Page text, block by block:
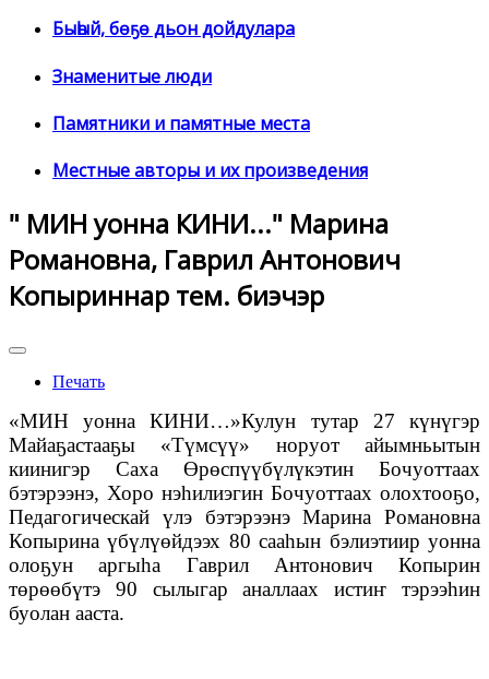
Быһый, бөҕө дьон дойдулара
Знаменитые люди
Памятники и памятные места
Местные авторы и их произведения
" МИН уонна КИНИ..." Марина
Романовна, Гаврил Антонович
Копыриннар тем. биэчэр
Печать
«МИН уонна КИНИ…»Кулун тутар 27 күнүгэр
Майаҕастааҕы «Түмсүү» норуот айымньытын
киинигэр Саха Өрөспүүбүлүкэтин Бочуоттаах
бэтэрээнэ, Хоро нэһилиэгин Бочуоттаах олохтооҕо,
Педагогическай үлэ бэтэрээнэ Марина Романовна
Копырина үбүлүөйдээх 80 сааһын бэлиэтиир уонна
олоҕун аргыһа Гаврил Антонович Копырин
төрөөбүтэ 90 сылыгар аналлаах истиҥ тэрээһин
буолан ааста.